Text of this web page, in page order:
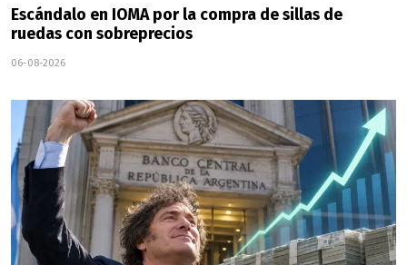
Escándalo en IOMA por la compra de sillas de
ruedas con sobreprecios
06-08-2026